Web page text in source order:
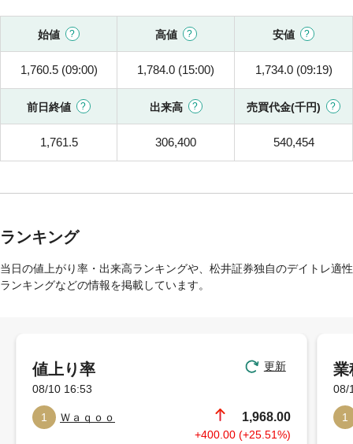
始値 高値 安値
1,760.5 (09:00) 1,784.0 (15:00) 1,734.0 (09:19)
前日終値 出来高 売買代金(千円)
1,761.5 306,400 540,454
ランキング
当日の値上がり率・出来高ランキングや、松井証券独自のデイトレ適性
ランキングなどの情報を掲載しています。